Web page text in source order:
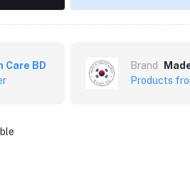
Care BD
Brand
Products